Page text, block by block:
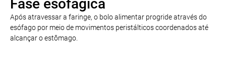
Fase esofágica
Após atravessar a faringe, o bolo alimentar progride através do
esófago por meio de movimentos peristálticos coordenados até
alcançar o estômago.